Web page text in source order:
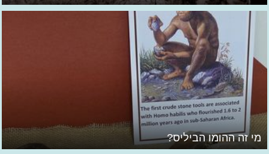
מי זה ההומו הביליס?